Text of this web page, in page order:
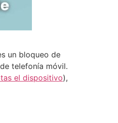
un bloqueo de
telefonía móvil.
el dispositivo),